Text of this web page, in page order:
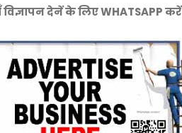
विज्ञापन देनें के लिए WHATSAPP करें